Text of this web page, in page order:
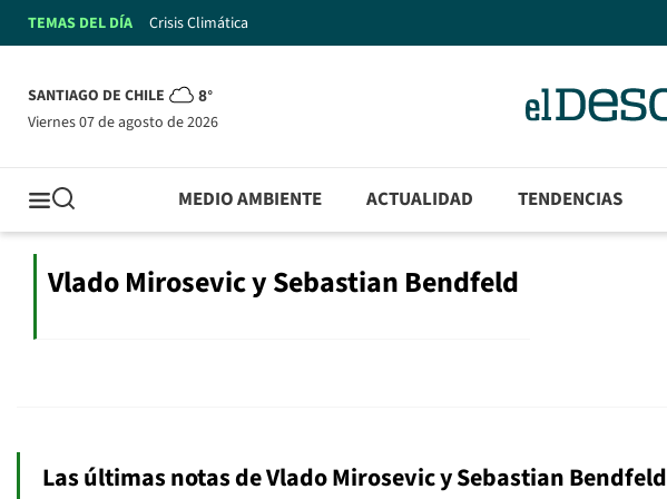
TEMAS DEL DÍA Crisis Climática
SANTIAGO DE CHILE 8°
viernes 07 de agosto de 2026
MEDIO AMBIENTE ACTUALIDAD TENDENCIAS
Vlado Mirosevic y Sebastian Bendfeld
Las últimas notas de Vlado Mirosevic y Sebastian Bendfeld